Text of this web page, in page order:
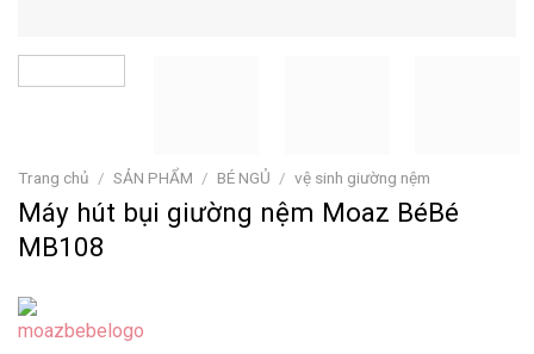
Trang chủ / SẢN PHẨM / BÉ NGỦ / vệ sinh giường nệm
Máy hút bụi giường nệm Moaz BéBé
MB108